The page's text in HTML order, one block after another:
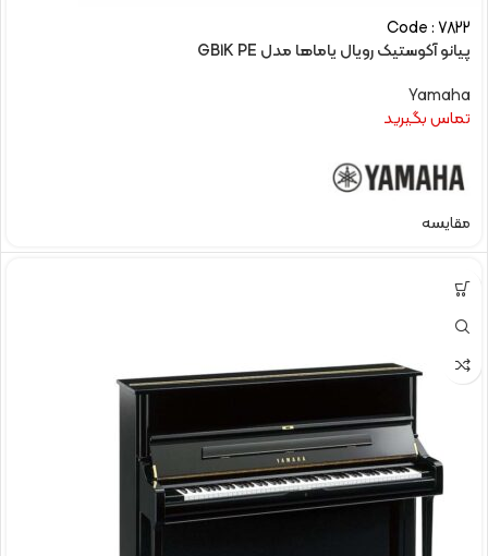
Code : 7822
پیانو آکوستیک رویال یاماها مدل GB1K PE
Yamaha
تماس بگیرید
مقایسه